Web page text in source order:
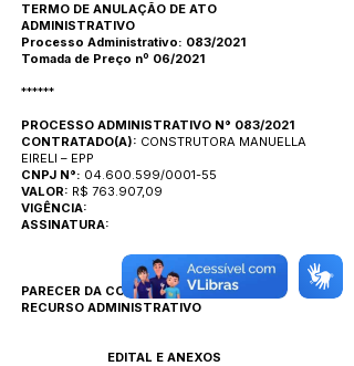
TERMO DE ANULAÇÃO DE ATO
ADMINISTRATIVO
Processo Administrativo: 083/2021
Tomada de Preço nº 06/2021
******
PROCESSO ADMINISTRATIVO N° 083/2021
CONTRATADO(A): CONSTRUTORA MANUELLA
EIRELI – EPP
CNPJ N°: 04.600.599/0001-55
VALOR: R$ 763.907,09
VIGÊNCIA:
ASSINATURA:
PARECER DA COMISSÃO DE LICITAÇÃO
RECURSO ADMINISTRATIVO
EDITAL E ANEXOS